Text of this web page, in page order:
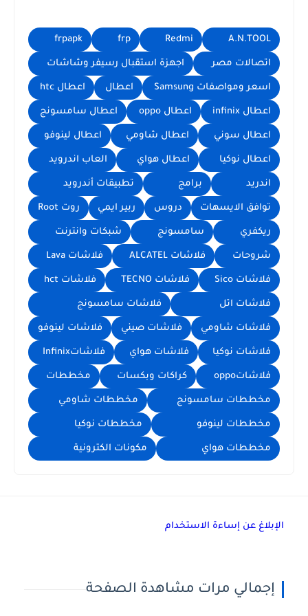
A.N.TOOL
Redmi
frp
frpapk
اتصالات مصر اجهزة استقبال رسيفر وشاشات
اسعر ومواصفات Samsung اعطال اعطال htc
اعطال infinix اعطال oppo اعطال سامسونج
اعطال سوني اعطال شاومي اعطال لينوفو
اعطال نوكيا اعطال هواي العاب اندرويد
اندريد برامج تطبيقات أندرويد
توافق الايسهات دروس ربير ايمي روت Root
ريكفري سامسونج شبكات وانترنت
شروحات فلاشات ALCATEL فلاشات Lava
فلاشات Sico فلاشات TECNO فلاشات hct
فلاشات اتل فلاشات سامسونج
فلاشات شاومي فلاشات صيني فلاشات لينوفو
فلاشات نوكيا فلاشات هواي فلاشاتInfinix
فلاشاتoppo كراكات وبكسات مخططات
مخططات سامسونج مخططات شاومي
مخططات لينوفو مخططات نوكيا
مخططات هواي مكونات الكترونية
الإبلاغ عن إساءة الاستخدام
إجمالي مرات مشاهدة الصفحة